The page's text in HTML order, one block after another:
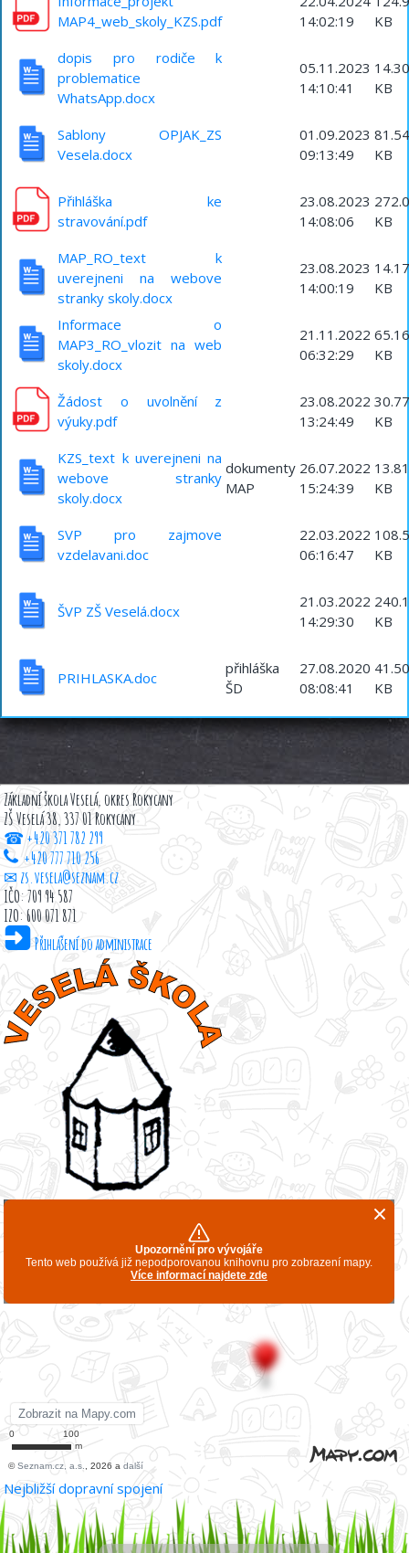
MAP4_web_skoly_KZS.pdf
14:02:19
KB
dopis pro rodiče k
problematice
WhatsApp.docx
05.11.2023
14:10:41
KB
Sablony OPJAK_ZS
Vesela.docx
01.09.2023
09:13:49
KB
Přihláška ke
stravování.pdf
23.08.2023
14:08:06
KB
MAP_RO_text k
uverejneni na webove
stranky skoly.docx
23.08.2023
14:00:19
KB
Informace o
MAP3_RO_vlozit na web
skoly.docx
21.11.2022
06:32:29
KB
Žádost o uvolnění z
výuky.pdf
23.08.2022
13:24:49
KB
KZS_text k uverejneni na
webove stranky
skoly.docx
dokumenty
MAP
26.07.2022
15:24:39
KB
SVP pro zajmove
vzdelavani.doc
22.03.2022
06:16:47
KB
ŠVP ZŠ Veselá.docx
21.03.2022
14:29:30
KB
PRIHLASKA.doc
přihláška
ŠD
27.08.2020
08:08:41
KB
Základní škola Veselá, okres Rokycany
ZŠ Veselá 38, 337 01 Rokycany
☎ +420 371 782 299
+420 777 710 256
✉ zs.vesela@seznam.cz
IČO: 709 94 587
IZO: 600 071 871
Přihlášení do administrace
Nejbližší dopravní spojení